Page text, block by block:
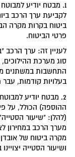
1. מבטח יודיע
לקביעת ערך הרכב
ביטוח בקרות מקרה
פרטי הביטוח.
לעניין זה: ערך הרכב
סוג מערכת
התחשבות במשתנים
בעלויות קודמות, עבר
2. מבטח יודיע
ההוספה) הכולל, על
(להלן: "שיעור
מערך הרכב במחירון
מקרה ביטוח של
ושיעור הסטייה